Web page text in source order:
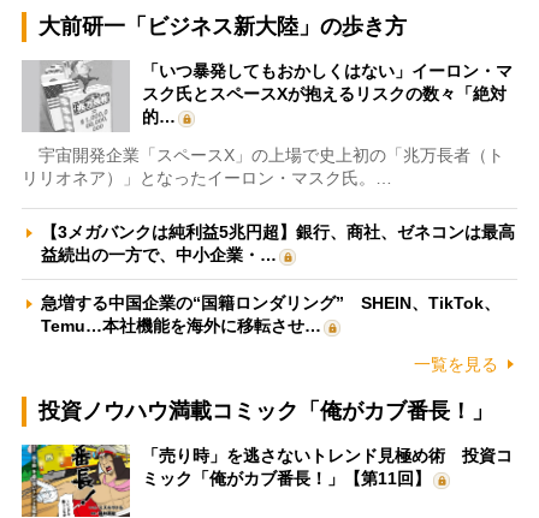
大前研一「ビジネス新大陸」の歩き方
「いつ暴発してもおかしくはない」イーロン・マ
スク氏とスペースXが抱えるリスクの数々「絶対
的…
宇宙開発企業「スペースX」の上場で史上初の「兆万長者（ト
リリオネア）」となったイーロン・マスク氏。…
【3メガバンクは純利益5兆円超】銀行、商社、ゼネコンは最高
益続出の一方で、中小企業・…
急増する中国企業の“国籍ロンダリング” SHEIN、TikTok、
Temu…本社機能を海外に移転させ…
一覧を見る
投資ノウハウ満載コミック「俺がカブ番長！」
「売り時」を逃さないトレンド見極め術 投資コ
ミック「俺がカブ番長！」【第11回】